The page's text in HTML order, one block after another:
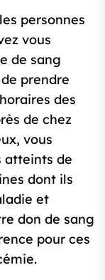
personnes
vous
de sang
prendre
des
de chez
vous
atteints de
dont ils
et
don de sang
pour ces